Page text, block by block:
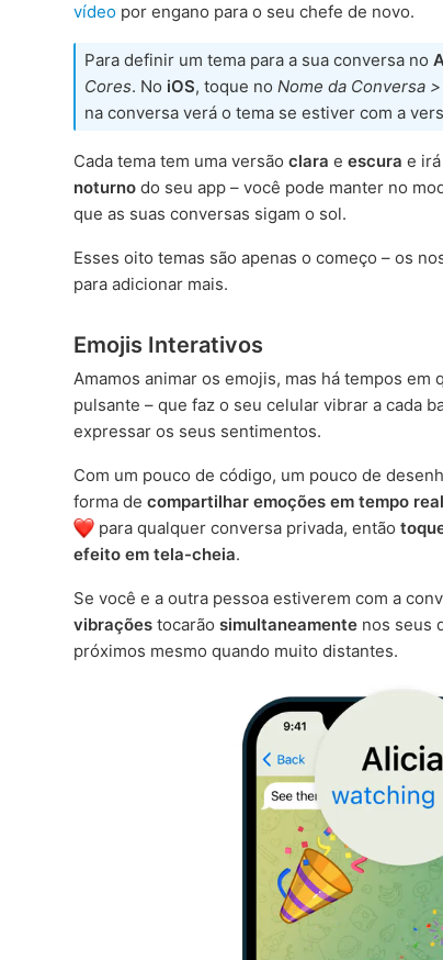
vídeo por engano para o seu chefe de novo.
Para definir um tema para a sua conversa no
Cores. No iOS, toque no Nome da Conversa
na conversa verá o tema se estiver com a
Cada tema tem uma versão clara e escura e
noturno do seu app – você pode manter no
que as suas conversas sigam o sol.
Esses oito temas são apenas o começo – os
para adicionar mais.
Emojis Interativos
Amamos animar os emojis, mas há tempos em
pulsante – que faz o seu celular vibrar a cada
expressar os seus sentimentos.
Com um pouco de código, um pouco de
forma de compartilhar emoções em tempo real
para qualquer conversa privada, então
efeito em tela-cheia.
Se você e a outra pessoa estiverem com a
vibrações tocarão simultaneamente nos seus
próximos mesmo quando muito distantes.